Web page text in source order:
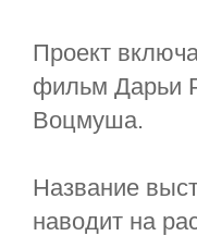
Проект
фильм Дарьи
Воцмуша.
Название
наводит на